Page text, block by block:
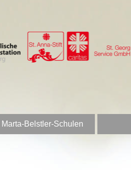
Marta-Belstler-Schulen